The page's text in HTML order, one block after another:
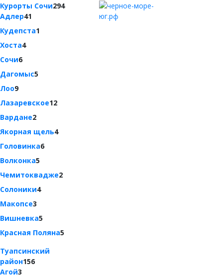
Курорты Сочи294
Адлер41
Кудепста1
Хоста4
Сочи6
Дагомыс5
Лоо9
Лазаревское12
Вардане2
Якорная щель4
Головинка6
Волконка5
Чемитоквадже2
Солоники4
Макопсе3
Вишневка5
Красная Поляна5
Туапсинский
район156
Агой3